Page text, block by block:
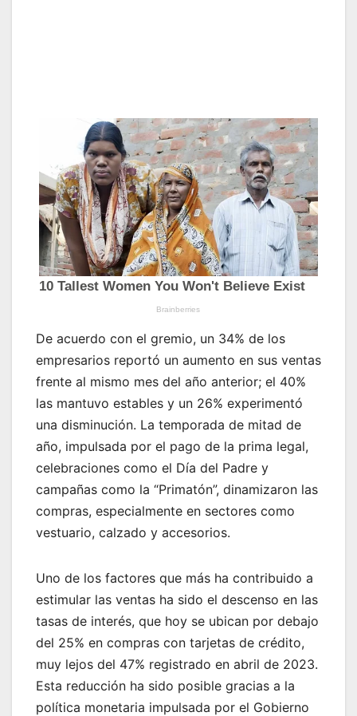
De acuerdo con el gremio, un 34% de los
empresarios reportó un aumento en sus ventas
frente al mismo mes del año anterior; el 40%
las mantuvo estables y un 26% experimentó
una disminución. La temporada de mitad de
año, impulsada por el pago de la prima legal,
celebraciones como el Día del Padre y
campañas como la “Primatón”, dinamizaron las
compras, especialmente en sectores como
vestuario, calzado y accesorios.
Uno de los factores que más ha contribuido a
estimular las ventas ha sido el descenso en las
tasas de interés, que hoy se ubican por debajo
del 25% en compras con tarjetas de crédito,
muy lejos del 47% registrado en abril de 2023.
Esta reducción ha sido posible gracias a la
política monetaria impulsada por el Gobierno